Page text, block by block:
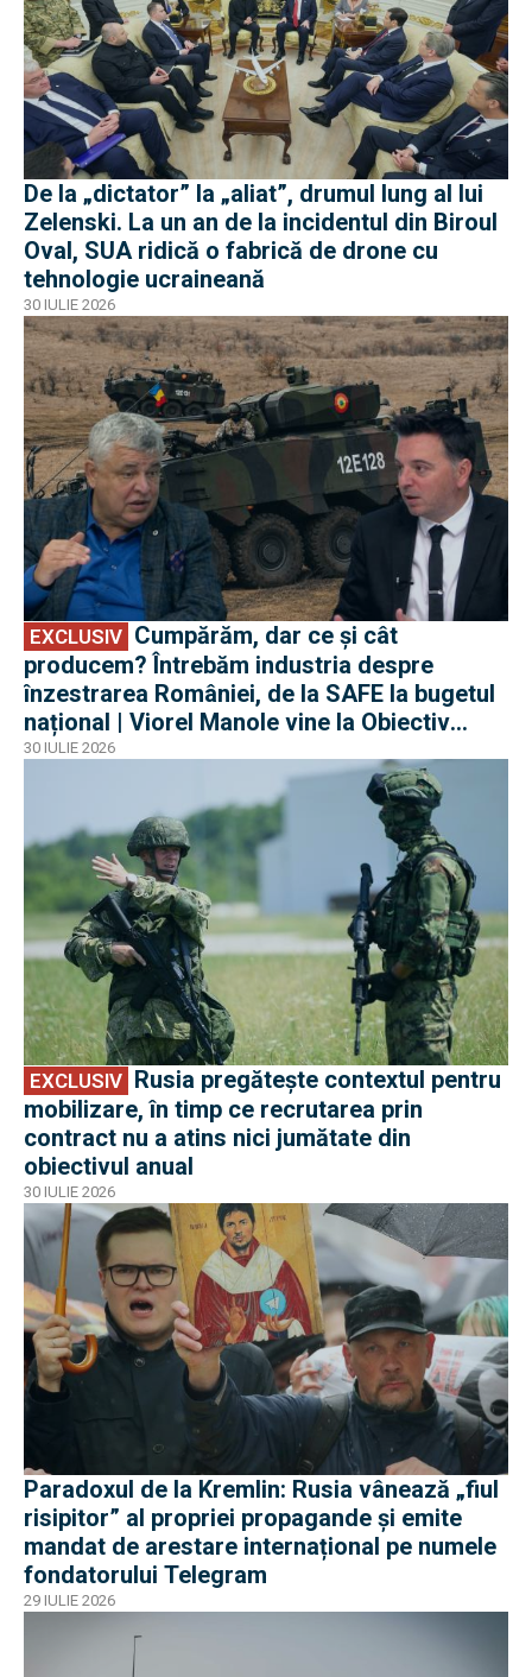
De la „dictator” la „aliat”, drumul lung al lui
Zelenski. La un an de la incidentul din Biroul
Oval, SUA ridică o fabrică de drone cu
tehnologie ucraineană
30 IULIE 2026
EXCLUSIV
EXCLUSIV
producem? Întrebăm industria despre
înzestrarea României, de la SAFE la bugetul
național | Viorel Manole vine la Obiectiv
EuroAtlantic la DefenseRomania
30 IULIE 2026
EXCLUSIV
mobilizare, în timp ce recrutarea prin
contract nu a atins nici jumătate din
obiectivul anual
30 IULIE 2026
Paradoxul de la Kremlin: Rusia vânează „fiul
risipitor” al propriei propagande și emite
mandat de arestare internațional pe numele
fondatorului Telegram
29 IULIE 2026